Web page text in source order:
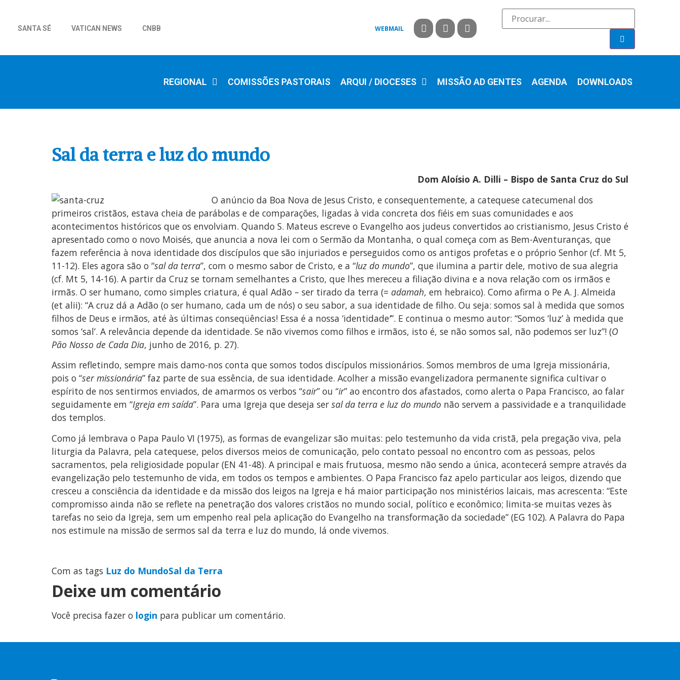
SANTA SÉ VATICAN NEWS CNBB WEBMAIL
REGIONAL COMISSÕES PASTORAIS ARQUI / DIOCESES MISSÃO AD GENTES AGENDA DOWNLOADS
Sal da terra e luz do mundo
Dom Aloísio A. Dilli – Bispo de Santa Cruz do Sul
O anúncio da Boa Nova de Jesus Cristo, e consequentemente, a catequese catecumenal dos
primeiros cristãos, estava cheia de parábolas e de comparações, ligadas à vida concreta dos fiéis em suas comunidades e aos
acontecimentos históricos que os envolviam. Quando S. Mateus escreve o Evangelho aos judeus convertidos ao cristianismo, Jesus Cristo é
apresentado como o novo Moisés, que anuncia a nova lei com o Sermão da Montanha, o qual começa com as Bem-Aventuranças, que
fazem referência à nova identidade dos discípulos que são injuriados e perseguidos como os antigos profetas e o próprio Senhor (cf. Mt 5,
11-12). Eles agora são o “sal da terra”, com o mesmo sabor de Cristo, e a “luz do mundo”, que ilumina a partir dele, motivo de sua alegria
(cf. Mt 5, 14-16). A partir da Cruz se tornam semelhantes a Cristo, que lhes mereceu a filiação divina e a nova relação com os irmãos e
irmãs. O ser humano, como simples criatura, é qual Adão – ser tirado da terra (= adamah, em hebraico). Como afirma o Pe A. J. Almeida
(et alii): “A cruz dá a Adão (o ser humano, cada um de nós) o seu sabor, a sua identidade de filho. Ou seja: somos sal à medida que somos
filhos de Deus e irmãos, até às últimas conseqüências! Essa é a nossa ‘identidade’”. E continua o mesmo autor: “Somos ‘luz’ à medida que
somos ‘sal’. A relevância depende da identidade. Se não vivemos como filhos e irmãos, isto é, se não somos sal, não podemos ser luz”! (O
Pão Nosso de Cada Dia, junho de 2016, p. 27).
Assim refletindo, sempre mais damo-nos conta que somos todos discípulos missionários. Somos membros de uma Igreja missionária,
pois o “ser missionária” faz parte de sua essência, de sua identidade. Acolher a missão evangelizadora permanente significa cultivar o
espírito de nos sentirmos enviados, de amarmos os verbos “sair” ou “ir” ao encontro dos afastados, como alerta o Papa Francisco, ao falar
seguidamente em “Igreja em saída”. Para uma Igreja que deseja ser sal da terra e luz do mundo não servem a passividade e a tranquilidade
dos templos.
Como já lembrava o Papa Paulo VI (1975), as formas de evangelizar são muitas: pelo testemunho da vida cristã, pela pregação viva, pela
liturgia da Palavra, pela catequese, pelos diversos meios de comunicação, pelo contato pessoal no encontro com as pessoas, pelos
sacramentos, pela religiosidade popular (EN 41-48). A principal e mais frutuosa, mesmo não sendo a única, acontecerá sempre através da
evangelização pelo testemunho de vida, em todos os tempos e ambientes. O Papa Francisco faz apelo particular aos leigos, dizendo que
cresceu a consciência da identidade e da missão dos leigos na Igreja e há maior participação nos ministérios laicais, mas acrescenta: “Este
compromisso ainda não se reflete na penetração dos valores cristãos no mundo social, político e econômico; limita-se muitas vezes às
tarefas no seio da Igreja, sem um empenho real pela aplicação do Evangelho na transformação da sociedade” (EG 102). A Palavra do Papa
nos estimule na missão de sermos sal da terra e luz do mundo, lá onde vivemos.
Com as tags Luz do MundoSal da Terra
Deixe um comentário
Você precisa fazer o login para publicar um comentário.